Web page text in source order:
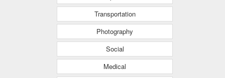
Transportation
Photography
Social
Medical